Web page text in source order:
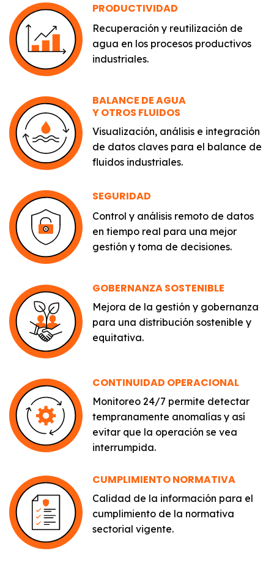
PRODUCTIVIDAD
Recuperación y reutilización de
agua en los procesos productivos
industriales.
BALANCE DE AGUA
Y OTROS FLUIDOS
Visualización, análisis e integración
de datos claves para el balance de
fluidos industriales.
SEGURIDAD
Control y análisis remoto de datos
en tiempo real para una mejor
gestión y toma de decisiones.
GOBERNANZA SOSTENIBLE
Mejora de la gestión y gobernanza
para una distribución sostenible y
equitativa.
CONTINUIDAD OPERACIONAL
Monitoreo 24/7 permite detectar
tempranamente anomalías y así
evitar que la operación se vea
interrumpida.
CUMPLIMIENTO NORMATIVA
Calidad de la información para el
cumplimiento de la normativa
sectorial vigente.